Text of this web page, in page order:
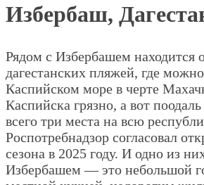
Избербаш,
Рядом с Избербашем находится
дагестанских пляжей, где
Каспийском море в черте
Каспийска грязно, а вот
всего три места на всю
Роспотребнадзор согласовал
сезона в 2025 году. И одно из
Избербашем — это небольшой